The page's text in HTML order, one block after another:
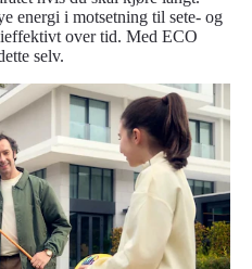
energi i motsetning til sete- og
over tid. Med ECO
selv.